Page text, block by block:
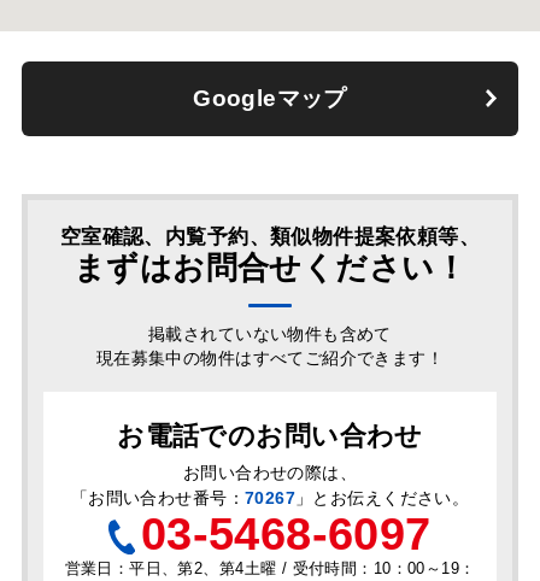
Googleマップ
空室確認、内覧予約、類似物件提案依頼等、
まずはお問合せください！
掲載されていない物件も含めて
現在募集中の物件はすべてご紹介できます！
お電話でのお問い合わせ
お問い合わせの際は、
「お問い合わせ番号： 70267 」とお伝えください。
03-5468-6097
営業日：平日、第2、第4土曜 / 受付時間：10：00～19：